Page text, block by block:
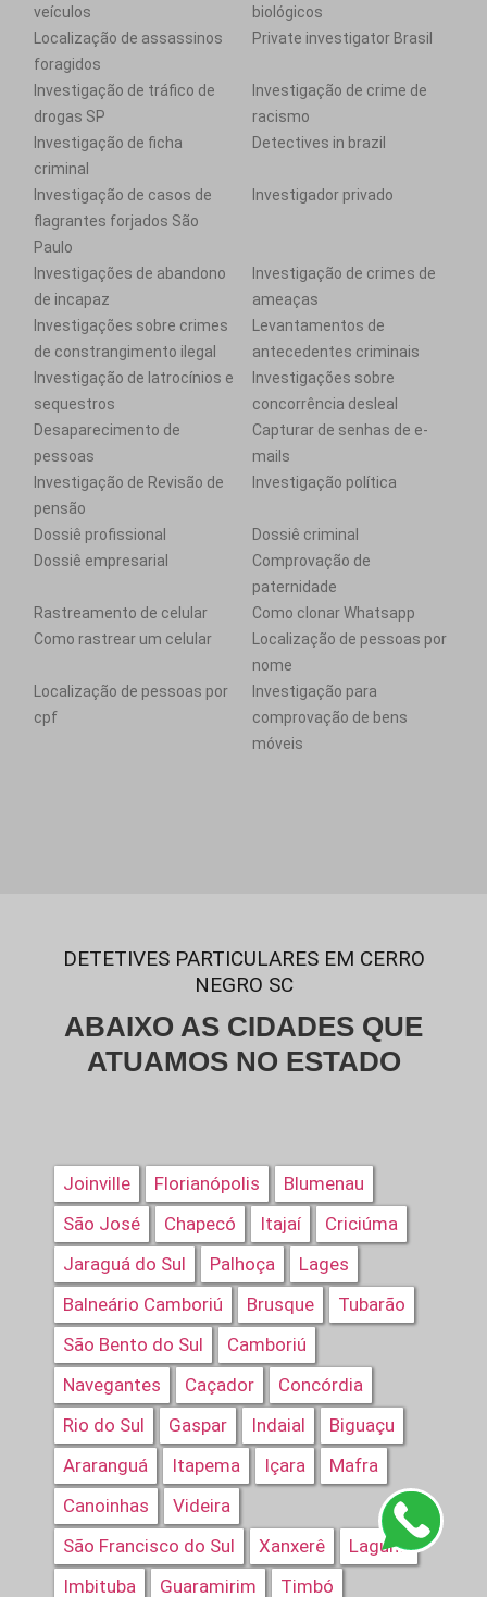
veículos
biológicos
Localização de assassinos
foragidos
Private investigator Brasil
Investigação de tráfico de
drogas SP
Investigação de crime de
racismo
Investigação de ficha
criminal
Detectives in brazil
Investigação de casos de
flagrantes forjados São
Paulo
Investigador privado
Investigações de abandono
de incapaz
Investigação de crimes de
ameaças
Investigações sobre crimes
de constrangimento ilegal
Levantamentos de
antecedentes criminais
Investigação de latrocínios e
sequestros
Investigações sobre
concorrência desleal
Desaparecimento de
pessoas
Capturar de senhas de e-
mails
Investigação de Revisão de
pensão
Investigação política
Dossiê profissional
Dossiê criminal
Dossiê empresarial
Comprovação de
paternidade
Rastreamento de celular
Como clonar Whatsapp
Como rastrear um celular
Localização de pessoas por
nome
Localização de pessoas por
cpf
Investigação para
comprovação de bens
móveis
DETETIVES PARTICULARES EM CERRO
NEGRO SC
ABAIXO AS CIDADES QUE
ATUAMOS NO ESTADO
Joinville Florianópolis
Blumenau
São José
Chapecó Itajaí
Criciúma
Jaraguá do Sul
Palhoça
Lages
Balneário Camboriú
Brusque
Tubarão
São Bento do Sul
Camboriú
Navegantes
Caçador
Concórdia
Rio do Sul
Gaspar Indaial
Biguaçu
Araranguá
Itapema Içara
Mafra
Canoinhas
Videira
São Francisco do Sul
Xanxerê
Laguna
Imbituba
Guaramirim Timbó